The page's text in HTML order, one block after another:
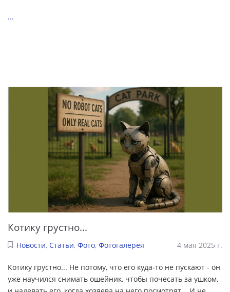
...
Котику грустно...
Новости, Статьи, Фото, Фотогалерея 4 мая 2025 г.
Котику грустно... Не потому, что его куда-то не пускают - он
уже научился снимать ошейник, чтобы почесать за ушком,